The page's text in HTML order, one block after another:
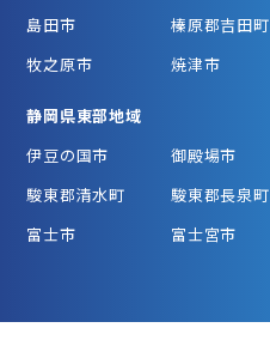
島田市
榛原郡吉田町
牧之原市
焼津市
静岡県東部地域
伊豆の国市
御殿場市
駿東郡清水町
駿東郡長泉町
富士市
富士宮市